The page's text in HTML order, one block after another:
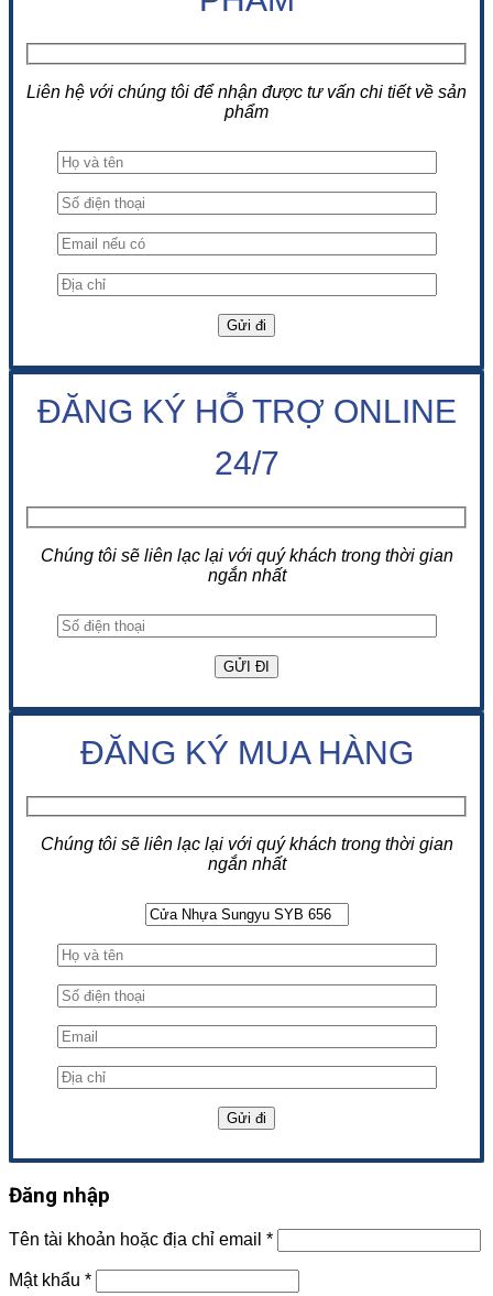
Liên hệ với chúng tôi để nhận được tư vấn chi tiết về sản
phẩm
ĐĂNG KÝ HỖ TRỢ ONLINE
24/7
Chúng tôi sẽ liên lạc lại với quý khách trong thời gian
ngắn nhất
ĐĂNG KÝ MUA HÀNG
Chúng tôi sẽ liên lạc lại với quý khách trong thời gian
ngắn nhất
Đăng nhập
Tên tài khoản hoặc địa chỉ email *
Mật khẩu *